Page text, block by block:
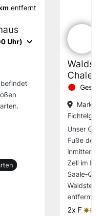
entfernt
Uhr)
befindet
Chalets
Unser
Fuße des
inmitten
Zell im
Saale-
Waldstein
entfernt
2x F